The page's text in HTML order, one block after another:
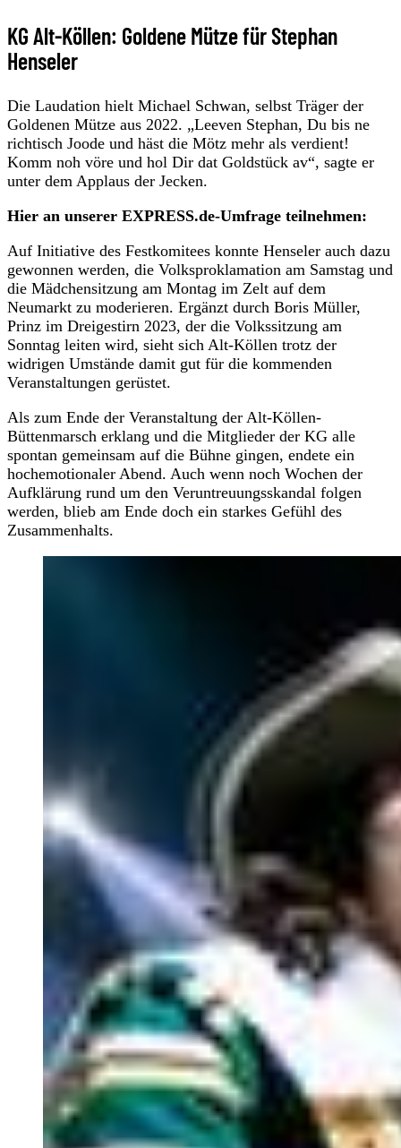
KG Alt-Köllen: Goldene Mütze für Stephan
Henseler
Die Laudation hielt Michael Schwan, selbst Träger der
Goldenen Mütze aus 2022. „Leeven Stephan, Du bis ne
richtisch Joode und häst die Mötz mehr als verdient!
Komm noh vöre und hol Dir dat Goldstück av“, sagte er
unter dem Applaus der Jecken.
Hier an unserer EXPRESS.de-Umfrage teilnehmen:
Auf Initiative des Festkomitees konnte Henseler auch dazu
gewonnen werden, die Volksproklamation am Samstag und
die Mädchensitzung am Montag im Zelt auf dem
Neumarkt zu moderieren. Ergänzt durch Boris Müller,
Prinz im Dreigestirn 2023, der die Volkssitzung am
Sonntag leiten wird, sieht sich Alt-Köllen trotz der
widrigen Umstände damit gut für die kommenden
Veranstaltungen gerüstet.
Als zum Ende der Veranstaltung der Alt-Köllen-
Büttenmarsch erklang und die Mitglieder der KG alle
spontan gemeinsam auf die Bühne gingen, endete ein
hochemotionaler Abend. Auch wenn noch Wochen der
Aufklärung rund um den Veruntreuungsskandal folgen
werden, blieb am Ende doch ein starkes Gefühl des
Zusammenhalts.